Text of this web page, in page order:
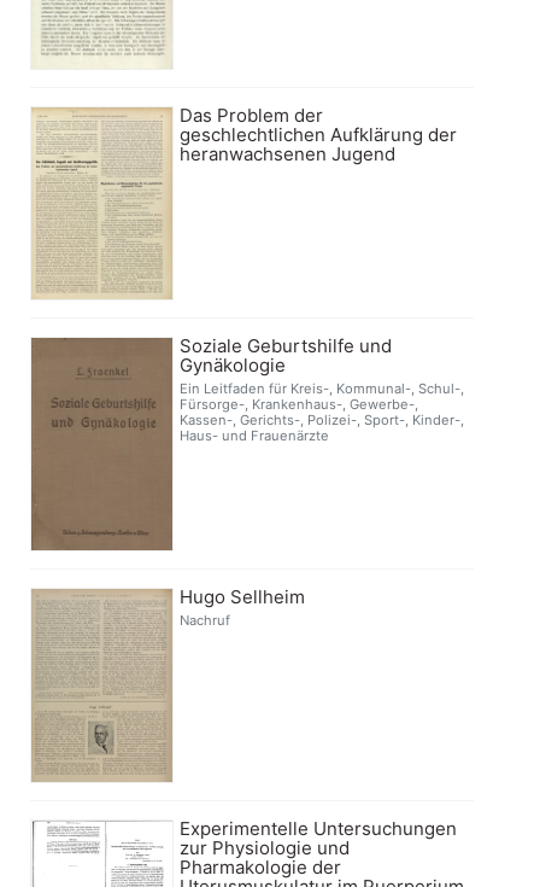
Das Problem der
geschlechtlichen Aufklärung der
heranwachsenen Jugend
Soziale Geburtshilfe und
Gynäkologie
Ein Leitfaden für Kreis-, Kommunal-, Schul-,
Fürsorge-, Krankenhaus-, Gewerbe-,
Kassen-, Gerichts-, Polizei-, Sport-, Kinder-,
Haus- und Frauenärzte
Hugo Sellheim
Nachruf
Experimentelle Untersuchungen
zur Physiologie und
Pharmakologie der